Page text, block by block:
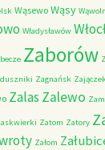
Wąsewo Wąsy
Władysławów
Zaborów
Zagnańsk
ZalasZalewo
Zatom Zatory
Załom